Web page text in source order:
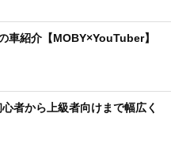
車紹介【MOBY×YouTuber】
心者から上級者向けまで幅広く